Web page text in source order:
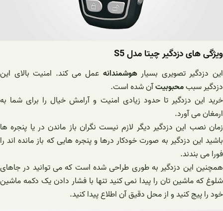
ویژگی های دزدگیر چیتا مدل S5
این دزدگیر تصویری بسیارهوشمندانه عمل می کند. امنیت بالای این
دزدگیر سببمحبوبیتآن شده است.
خرید این دزدگیر تا حدود زیادی امنیت و آرامش خیال را برای شما به
ارمغان می آورد.
زمان نصب این دزدگیر دیگر لازم نیست نگران باز ماندن در یا پنجره ها
باشید این دزدگیر به صورت خودکار درها و پنجره هایی که باز مانده اند را
فورا می بندند.
همچنین این دزدگیر به طوری طراحی شده است که می توانید در جاهای
شلوغ که ماشین تان را پیدا نمی کنید تنها با فشار دادن یک دکمه ماشین
خود را پیج کنید و از محل دقیق آن اطلاع پیدا کنید.